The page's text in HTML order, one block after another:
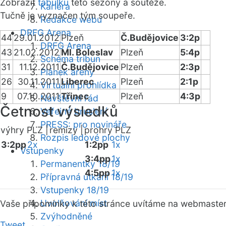
Kariéra
Redakce webu
DRFG Arena
DRFG Arena
Schéma tribun
Plánek areny
Virtuální prohlídka
Návštěvní řád
Veřejné bruslení
PRESS: pro novináře
Rozpis ledové plochy
Vstupenky
Permanentky 18/19
Přípravná utkání 18/19
Vstupenky 18/19
Uvolňování míst
Zvýhodněné
Zobrazit tabulku této sezóny a soutěže.
Tučně je vyznačen tým soupeře.
4429.01.2012Plzeň Č.Budějovice 3:2p
43 21.02.2012Ml. Boleslav Plzeň
5:4p
31
11.12.2011 Č.Budějovice Plzeň
2:3p
26
30.11.2011Liberec Plzeň
2:1p
9
07.10.2011Třinec Plzeň 4:3p
Četnost výsledků
výhry PLZ |remízy |prohry PLZ
3:2pp2x 1:2pp 1x
3:4pp1x
4:5pp1x
Vaše připomínky k této stránce uvítáme na webmaster